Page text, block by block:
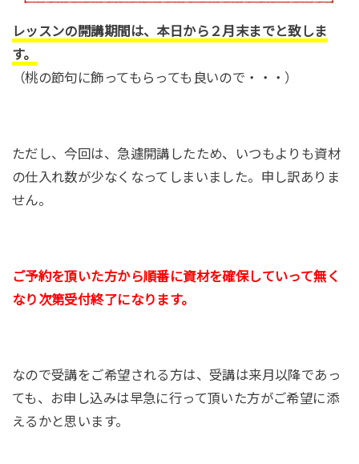
レッスンの開講期間は、本日から２月末までと致しま
す。
（桃の節句に飾ってもらっても良いので・・・）
ただし、今回は、急遽開講したため、いつもよりも資材
の仕入れ数が少なくなってしまいました。申し訳ありま
せん。
ご予約を頂いた方から順番に資材を確保していって無く
なり次第受付終了になります。
なので受講をご希望される方は、受講は来月以降であっ
ても、お申し込みは早急に行って頂いた方がご希望に添
えるかと思います。